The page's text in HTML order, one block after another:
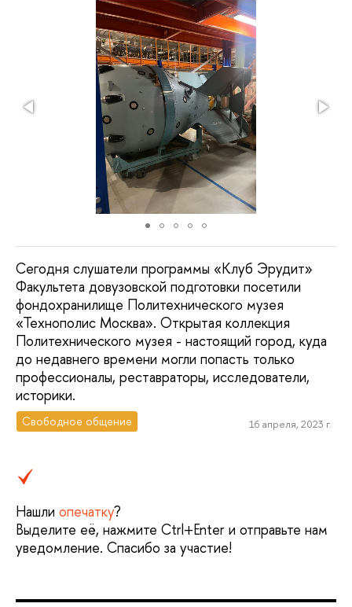
Сегодня слушатели программы «Клуб Эрудит»
Факультета довузовской подготовки посетили
фондохранилище Политехнического музея
«Технополис Москва». Открытая коллекция
Политехнического музея - настоящий город, куда
до недавнего времени могли попасть только
профессионалы, реставраторы, исследователи,
историки.
Свободное общение 16 апреля, 2023 г.
Нашли опечатку?
Выделите её, нажмите Ctrl+Enter и отправьте нам
уведомление. Спасибо за участие!